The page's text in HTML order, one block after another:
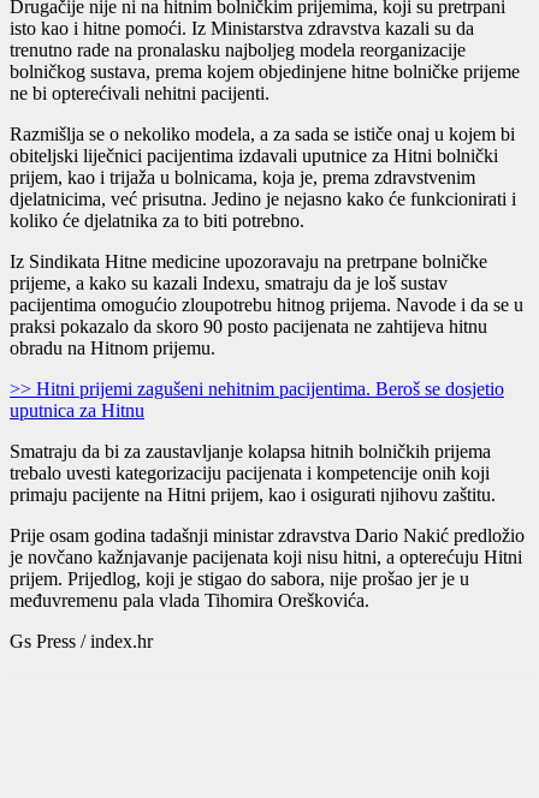
Drugačije nije ni na hitnim bolničkim prijemima, koji su pretrpani
isto kao i hitne pomoći. Iz Ministarstva zdravstva kazali su da
trenutno rade na pronalasku najboljeg modela reorganizacije
bolničkog sustava, prema kojem objedinjene hitne bolničke prijeme
ne bi opterećivali nehitni pacijenti.
Razmišlja se o nekoliko modela, a za sada se ističe onaj u kojem bi
obiteljski liječnici pacijentima izdavali uputnice za Hitni bolnički
prijem, kao i trijaža u bolnicama, koja je, prema zdravstvenim
djelatnicima, već prisutna. Jedino je nejasno kako će funkcionirati i
koliko će djelatnika za to biti potrebno.
Iz Sindikata Hitne medicine upozoravaju na pretrpane bolničke
prijeme, a kako su kazali Indexu, smatraju da je loš sustav
pacijentima omogućio zloupotrebu hitnog prijema. Navode i da se u
praksi pokazalo da skoro 90 posto pacijenata ne zahtijeva hitnu
obradu na Hitnom prijemu.
>> Hitni prijemi zagušeni nehitnim pacijentima. Beroš se dosjetio
uputnica za Hitnu
Smatraju da bi za zaustavljanje kolapsa hitnih bolničkih prijema
trebalo uvesti kategorizaciju pacijenata i kompetencije onih koji
primaju pacijente na Hitni prijem, kao i osigurati njihovu zaštitu.
Prije osam godina tadašnji ministar zdravstva Dario Nakić predložio
je novčano kažnjavanje pacijenata koji nisu hitni, a opterećuju Hitni
prijem. Prijedlog, koji je stigao do sabora, nije prošao jer je u
međuvremenu pala vlada Tihomira Oreškovića.
Gs Press / index.hr